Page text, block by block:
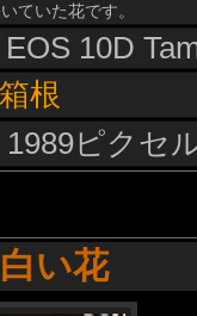
ていた花です。
10D
箱根
1989ピクセ
い花